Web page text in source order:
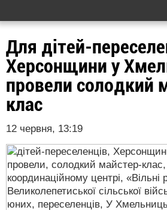
Для дітей-
Херсонщини у
провели солодкий
клас
12 червня, 13:19